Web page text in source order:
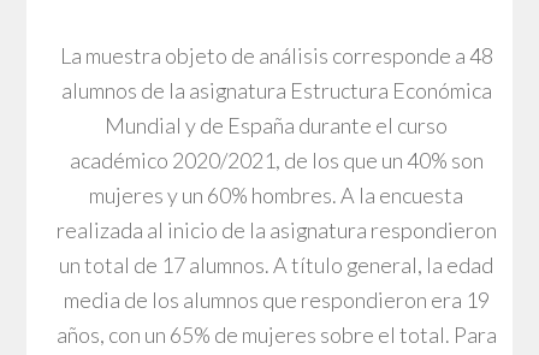
La muestra objeto de análisis corresponde a 48
alumnos de la asignatura Estructura Económica
Mundial y de España durante el curso
académico 2020/2021, de los que un 40% son
mujeres y un 60% hombres. A la encuesta
realizada al inicio de la asignatura respondieron
un total de 17 alumnos. A título general, la edad
media de los alumnos que respondieron era 19
años, con un 65% de mujeres sobre el total. Para